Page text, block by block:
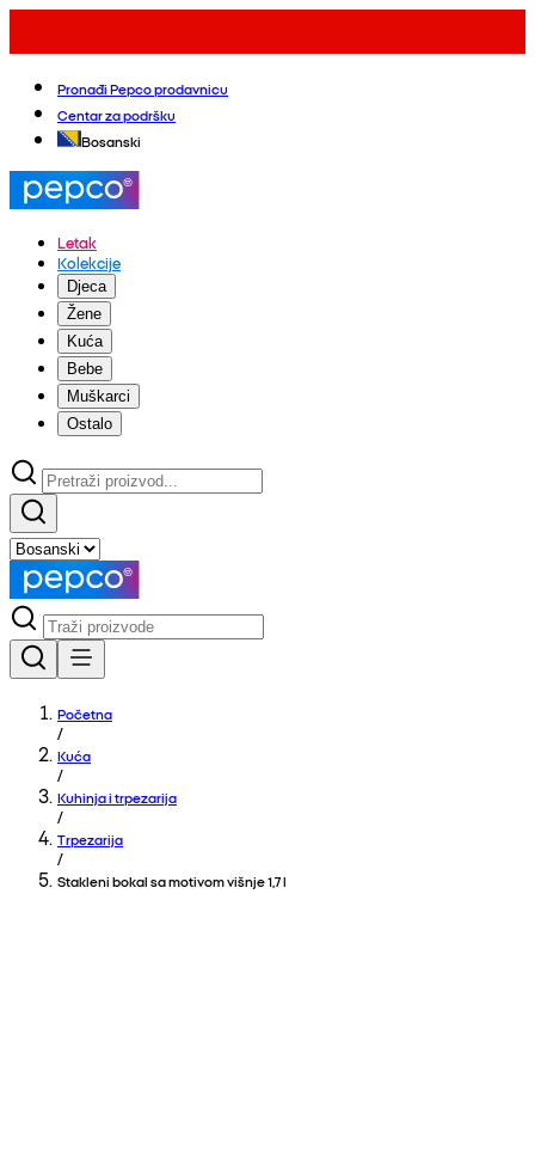
Pronađi Pepco prodavnicu
Centar za podršku
Bosanski
Letak
Kolekcije
Djeca
Žene
Kuća
Bebe
Muškarci
Ostalo
Početna
/
Kuća
/
Kuhinja i trpezarija
/
Trpezarija
/
Stakleni bokal sa motivom višnje 1,7 l